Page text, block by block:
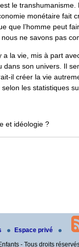
le
monétaire
que l’homme peut
ne savons pas
la vie, mis à part
dans son univers. Il
il créer la vie
les statistiques
et idéologie ?
Espace privé
- Tous droits